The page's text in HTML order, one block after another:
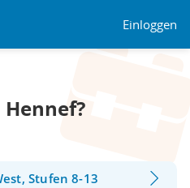
Einloggen
Stufen 8-13